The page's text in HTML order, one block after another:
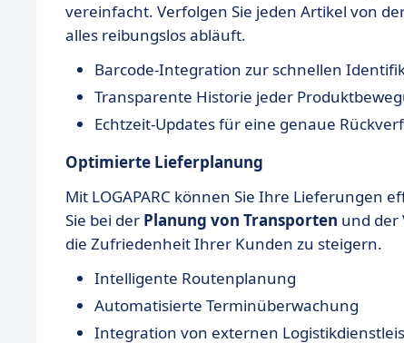
vereinfacht. Verfolgen Sie jeden Artikel von
alles reibungslos abläuft.
Barcode-Integration zur schnellen
Transparente Historie jeder
Echtzeit-Updates für eine genaue
Optimierte Lieferplanung
Mit LOGAPARC können Sie Ihre
Sie bei der Planung von Transporten und der
die Zufriedenheit Ihrer Kunden zu steigern.
Intelligente Routenplanung
Automatisierte Terminüberwachung
Integration von externen